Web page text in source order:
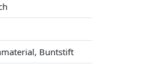
Buntstift